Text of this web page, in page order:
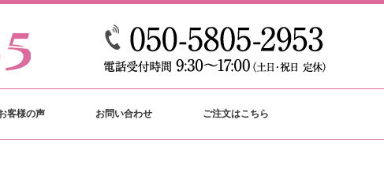
客様の声 お問い合わせ ご注文はこちら